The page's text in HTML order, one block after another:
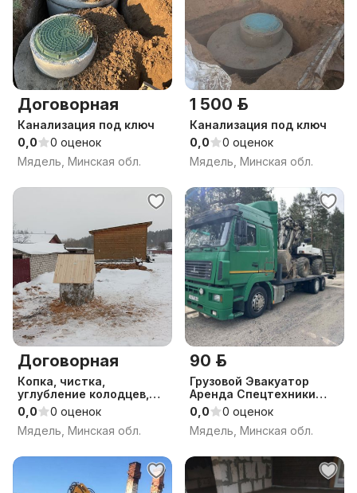
Договорная
Канализация под ключ
0,0
0 оценок
Мядель, Минская обл.
1 500 р.
Канализация под ключ
0,0
0 оценок
Мядель, Минская обл.
Договорная
Копка, чистка,
углубление колодцев,
абиссинки. Копка,
монтаж канализаций.
0,0
0 оценок
Мядель, Минская обл.
90 р.
Грузовой Эвакуатор
Аренда Спецтехники
Трал до 15т.
0,0
0 оценок
Мядель, Минская обл.